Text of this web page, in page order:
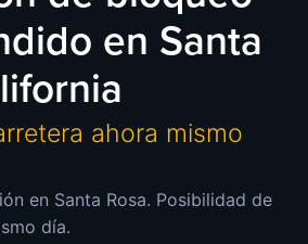
en Santa
ahora mismo
en Santa Rosa. Posibilidad de
día.